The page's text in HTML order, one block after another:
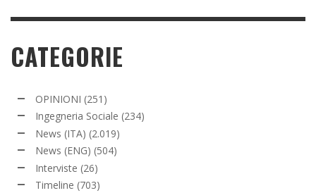
CATEGORIE
OPINIONI (251)
Ingegneria Sociale (234)
News (ITA) (2.019)
News (ENG) (504)
Interviste (26)
Timeline (703)